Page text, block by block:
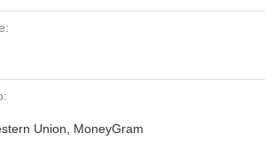
Union, MoneyGram